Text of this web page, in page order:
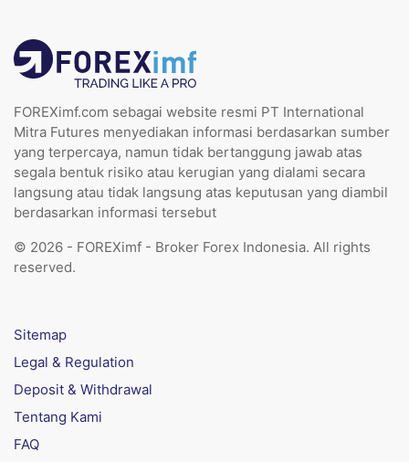
FOREXimf.com sebagai website resmi PT International
Mitra Futures menyediakan informasi berdasarkan sumber
yang terpercaya, namun tidak bertanggung jawab atas
segala bentuk risiko atau kerugian yang dialami secara
langsung atau tidak langsung atas keputusan yang diambil
berdasarkan informasi tersebut
© 2026 - FOREXimf - Broker Forex Indonesia. All rights
reserved.
Sitemap
Legal & Regulation
Deposit & Withdrawal
Tentang Kami
FAQ